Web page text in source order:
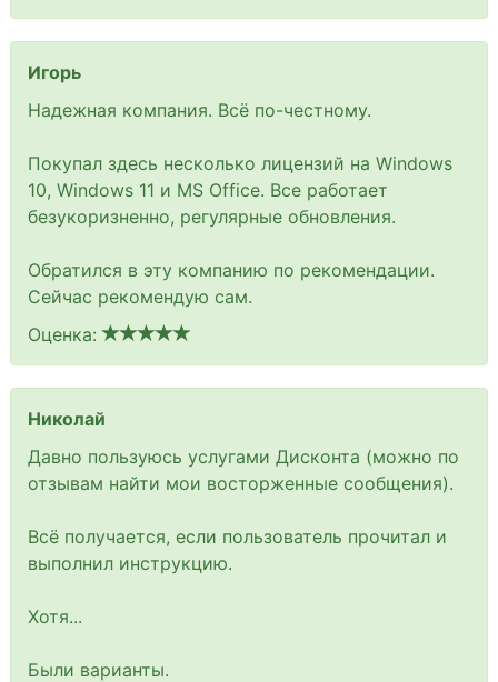
Игорь
Надежная компания. Всё по-честному.
Покупал здесь несколько лицензий на Windows
10, Windows 11 и MS Office. Все работает
безукоризненно, регулярные обновления.
Обратился в эту компанию по рекомендации.
Сейчас рекомендую сам.
Оценка:
Николай
Давно пользуюсь услугами Дисконта (можно по
отзывам найти мои восторженные сообщения).
Всё получается, если пользователь прочитал и
выполнил инструкцию.
Хотя...
Были варианты.